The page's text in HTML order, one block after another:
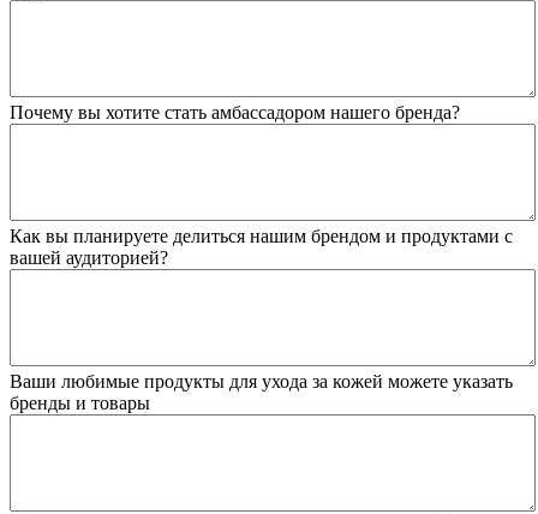
Почему вы хотите стать амбассадором нашего бренда?
Как вы планируете делиться нашим брендом и продуктами с
вашей аудиторией?
Ваши любимые продукты для ухода за кожей можете указать
бренды и товары